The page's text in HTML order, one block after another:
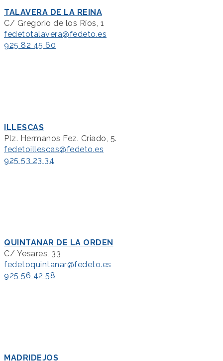
TALAVERA DE LA REINA
C/ Gregorio de los Ríos, 1
fedetotalavera@fedeto.es
925 82 45 60
ILLESCAS
Plz. Hermanos Fez. Criado, 5.
fedetoillescas@fedeto.es
925 53 23 34
QUINTANAR DE LA ORDEN
C/ Yesares, 33
fedetoquintanar@fedeto.es
925 56 42 58
MADRIDEJOS